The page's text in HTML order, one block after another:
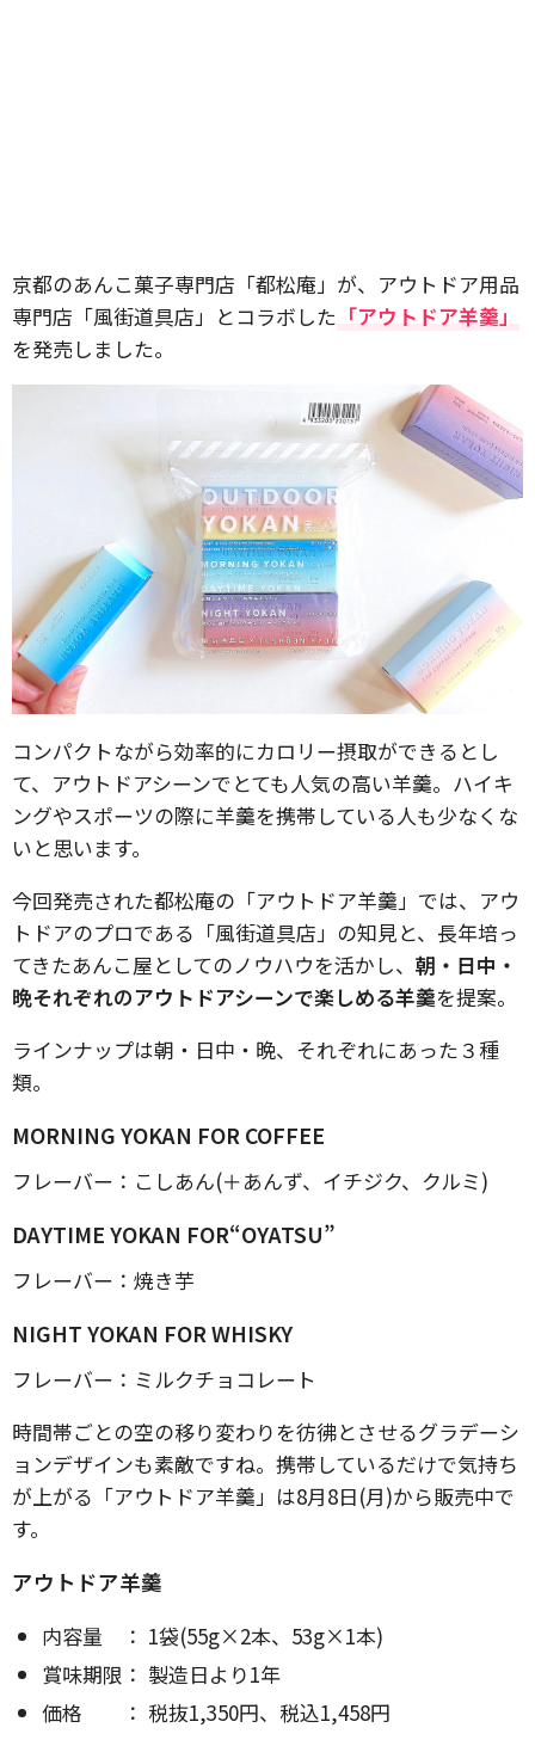
京都のあんこ菓子専門店「都松庵」が、アウトドア用品
専門店「風街道具店」とコラボした 「アウトドア羊羹」
を発売しました。
コンパクトながら効率的にカロリー摂取ができるとし
て、アウトドアシーンでとても人気の高い羊羹。ハイキ
ングやスポーツの際に羊羹を携帯している人も少なくな
いと思います。
今回発売された都松庵の「アウトドア羊羹」では、アウ
トドアのプロである「風街道具店」の知見と、長年培っ
てきたあんこ屋としてのノウハウを活かし、 朝・日中・
晩それぞれのアウトドアシーンで楽しめる羊羹を提案。
ラインナップは朝・日中・晩、それぞれにあった３種
類。
MORNING YOKAN FOR COFFEE
フレーバー：こしあん(＋あんず、イチジク、クルミ)
DAYTIME YOKAN FOR“OYATSU”
フレーバー：焼き芋
NIGHT YOKAN FOR WHISKY
フレーバー：ミルクチョコレート
時間帯ごとの空の移り変わりを彷彿とさせるグラデーシ
ョンデザインも素敵ですね。携帯しているだけで気持ち
が上がる「アウトドア羊羹」は8月8日(月)から販売中で
す。
アウトドア羊羹
内容量 ： 1袋(55g×2本、53g×1本)
賞味期限： 製造日より1年
価格 ： 税抜1,350円、税込1,458円